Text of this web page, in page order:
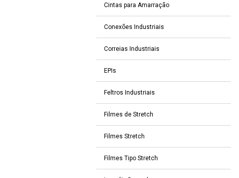
Cintas para Amarração
Conexões Industriais
Correias Industriais
EPIs
Feltros Industriais
Filmes de Stretch
Filmes Stretch
Filmes Tipo Stretch